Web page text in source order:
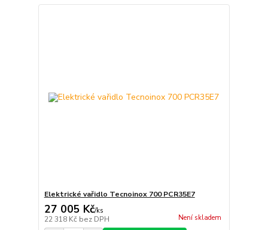
Elektrické vařidlo Tecnoinox 700 PCR35E7
27 005 Kč/ks
22 318 Kč bez DPH Není skladem